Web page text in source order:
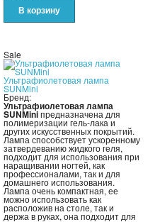
Sale
Ультрафиолетовая лампа
SUNMini
Бренд:
Ультрафиолетовая лампа
SUNMiniпредназначена для
полимеризации гель-лака и
других искусственных покрытий.
Лампа способствует ускоренному
затвердеванию жидкого геля,
подходит для использования при
наращивании ногтей, как
профессионалами, так и для
домашнего использования.
Лампа очень компактная, ее
можно использовать как
расположив на столе, так и
держа в руках, она подходит для